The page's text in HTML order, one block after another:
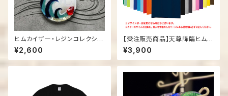
ヒムカイザー・レジンコレクショ
ン03「ホデリ」
¥2,600
【受注販売商品】天尊降臨ヒムカ
イザー「15周年記念Tシャツ」
¥3,900